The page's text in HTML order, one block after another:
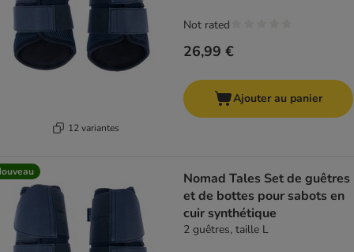
12 variantes
26,99 €
Not rated
Ajouter au panier
Nomad Tales Set de guêtres
et de bottes pour sabots en
cuir synthétique
2 guêtres, taille L